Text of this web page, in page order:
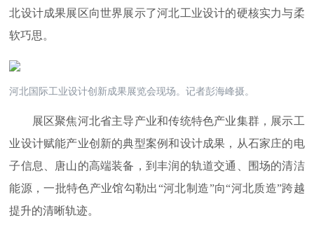
北设计成果展区向世界展示了河北工业设计的硬核实力与柔
软巧思。
河北国际工业设计创新成果展览会现场。记者彭海峰摄。
展区聚焦河北省主导产业和传统特色产业集群，展示工
业设计赋能产业创新的典型案例和设计成果，从石家庄的电
子信息、唐山的高端装备，到丰润的轨道交通、围场的清洁
能源，一批特色产业馆勾勒出“河北制造”向“河北质造”跨越
提升的清晰轨迹。